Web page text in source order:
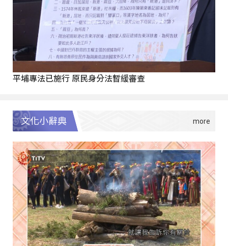
平埔專法已施行 原民身分法暫緩審查
文化小辭典